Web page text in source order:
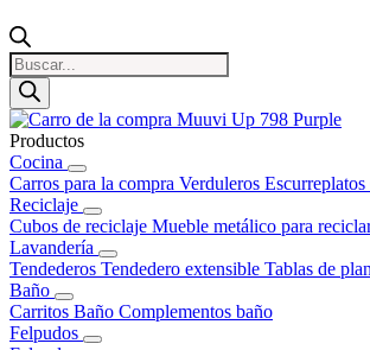
Búsqueda
de
productos
Productos
Cocina
Carros para la compra Verduleros Escurreplatos
Reciclaje
Cubos de reciclaje Mueble metálico para
Lavandería
Tendederos Tendedero extensible Tablas de
Baño
Carritos Baño Complementos baño
Felpudos